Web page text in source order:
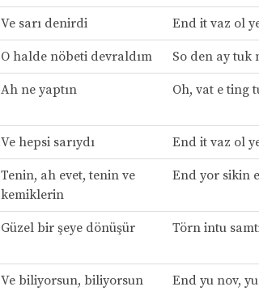
Ve sarı denirdi End it vaz ol
O halde nöbeti devraldım So den ay tuk
Ah ne yaptın Oh, vat e ting
Ve hepsi sarıydı End it vaz ol
Tenin, ah evet, tenin ve
kemiklerin
End yor sikin
Güzel bir şeye dönüşür Törn intu
Ve biliyorsun, biliyorsun
End yu nov,